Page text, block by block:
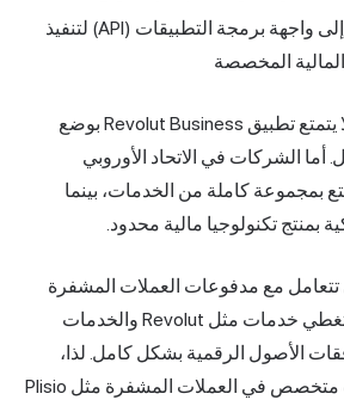
إمكانية الوصول إلى واجهة برمجة التطبيقات (API) لتنفيذ
المخصصة
في الولايات المتحدة، لا يتمتع تطبيق Revolut Business بوضع
أما الشركات في الاتحاد الأوروبي
بمجموعة كاملة من الخدمات، بينما
بمنتج تكنولوجيا مالية محدود.
تتعامل مع مدفوعات العملات المشفرة
عبر الحدود، غالبًا ما لا تغطي خدمات مثل Revolut والخدمات
الأصول الرقمية بشكل كامل. لذا،
متخصص في العملات المشفرة مثل Plisio